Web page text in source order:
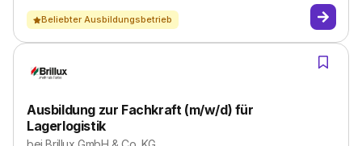
Beliebter Ausbildungsbetrieb
Ausbildung zur Fachkraft (m/w/d) für
Lagerlogistik